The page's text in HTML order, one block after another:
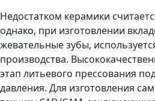
Недостатком керамики
однако, при изготовлении
жевательные зубы,
производства.
этап литьевого прессования
давления. Для изготовления